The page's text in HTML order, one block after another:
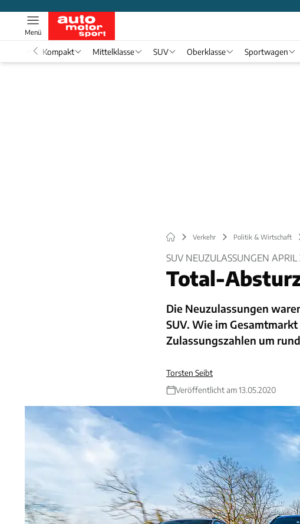
Menü
Kompakt Mittelklasse SUV Oberklasse Sportwagen
Verkehr Politik & Wirtschaft
SUV NEUZULASSUNGEN
Total-
Die Neuzulassungen
SUV. Wie im
Zulassungszahlen um
Torsten Seibt
Veröffentlicht am 13.05.2020